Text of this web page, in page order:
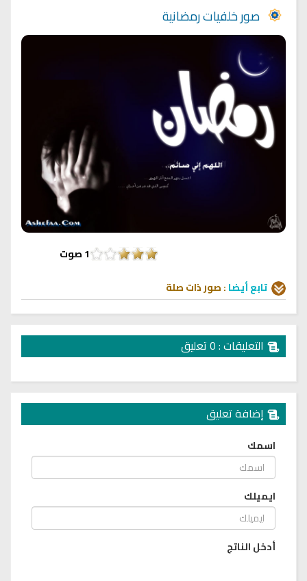
صور خلفيات رمضانية
1صوت
تابع أيضا:صورذات صلة
التعليقات : 0 تعليق
إضافة تعليق
اسمك
ايميلك
أدخل الناتج